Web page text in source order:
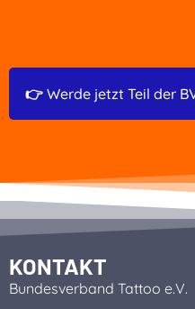
👉 Werde jetzt Teil der
KONTAKT
Bundesverband Tattoo e.V.